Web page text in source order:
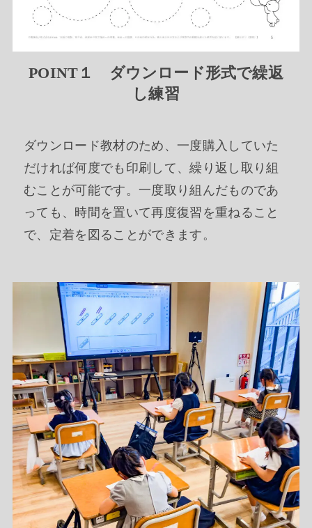
POINT１ ダウンロード形式で繰返
し練習
ダウンロード教材のため、一度購入していた
だければ何度でも印刷して、繰り返し取り組
むことが可能です。一度取り組んだものであ
っても、時間を置いて再度復習を重ねること
で、定着を図ることができます。